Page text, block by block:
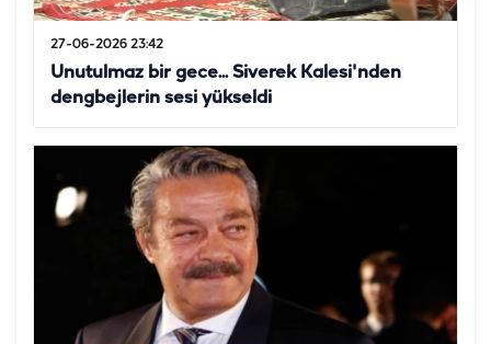
27-06-2026 23:42
Unutulmaz bir gece... Siverek Kalesi'nden
dengbejlerin sesi yükseldi